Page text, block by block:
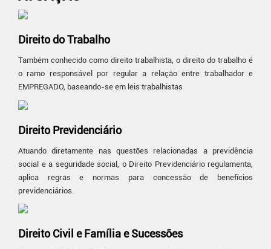
Direito do Trabalho
Também conhecido como direito trabalhista, o direito do trabalho é
o ramo responsável por regular a relação entre trabalhador e
EMPREGADO, baseando-se em leis trabalhistas
Direito Previdenciário
Atuando diretamente nas questões relacionadas a previdência
social e a seguridade social, o Direito Previdenciário regulamenta,
aplica regras e normas para concessão de benefícios
previdenciários.
Direito Civil e Família e Sucessões